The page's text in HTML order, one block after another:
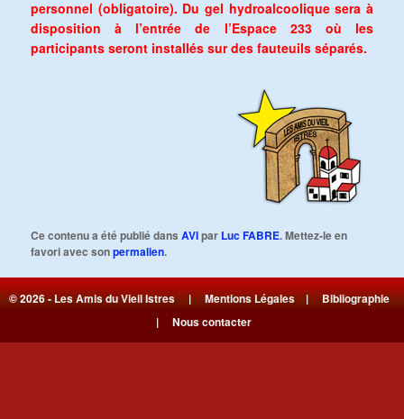
personnel (obligatoire). Du gel hydroalcoolique sera à
disposition à l’entrée de l’Espace 233 où les
participants seront installés sur des fauteuils séparés.
Ce contenu a été publié dansAVIpar Luc FABRE. Mettez-le en
favori avec sonpermalien.
© 2026 -Les Amis du Vieil Istres|Mentions Légales|Bibliographie
| Nous contacter